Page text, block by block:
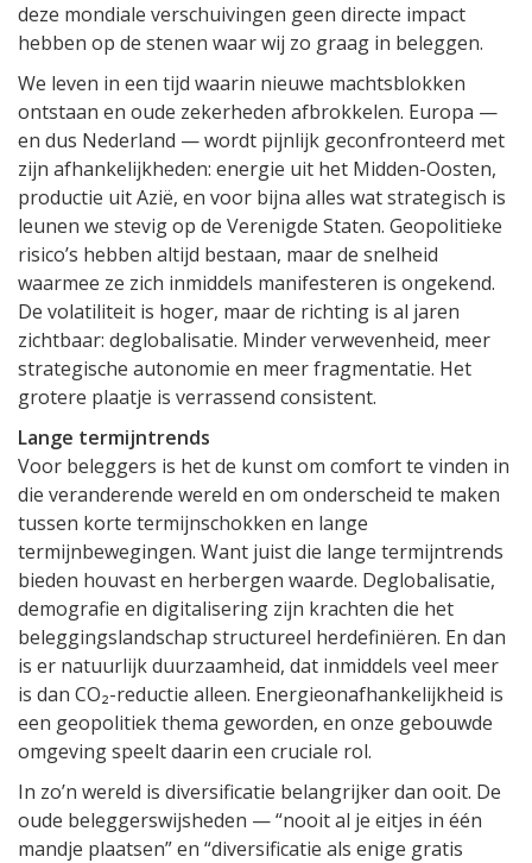
deze mondiale verschuivingen geen directe impact
hebben op de stenen waar wij zo graag in beleggen.
We leven in een tijd waarin nieuwe machtsblokken
ontstaan en oude zekerheden afbrokkelen. Europa —
en dus Nederland — wordt pijnlijk geconfronteerd met
zijn afhankelijkheden: energie uit het Midden-Oosten,
productie uit Azië, en voor bijna alles wat strategisch is
leunen we stevig op de Verenigde Staten. Geopolitieke
risico’s hebben altijd bestaan, maar de snelheid
waarmee ze zich inmiddels manifesteren is ongekend.
De volatiliteit is hoger, maar de richting is al jaren
zichtbaar: deglobalisatie. Minder verwevenheid, meer
strategische autonomie en meer fragmentatie. Het
grotere plaatje is verrassend consistent.
Lange termijntrends
Voor beleggers is het de kunst om comfort te vinden in
die veranderende wereld en om onderscheid te maken
tussen korte termijnschokken en lange
termijnbewegingen. Want juist die lange termijntrends
bieden houvast en herbergen waarde. Deglobalisatie,
demografie en digitalisering zijn krachten die het
beleggingslandschap structureel herdefiniëren. En dan
is er natuurlijk duurzaamheid, dat inmiddels veel meer
is dan CO₂-reductie alleen. Energieonafhankelijkheid is
een geopolitiek thema geworden, en onze gebouwde
omgeving speelt daarin een cruciale rol.
In zo’n wereld is diversificatie belangrijker dan ooit. De
oude beleggerswijsheden — “nooit al je eitjes in één
mandje plaatsen” en “diversificatie als enige gratis